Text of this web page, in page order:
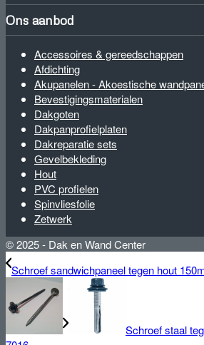
Ons aanbod
Accessoires & gereedschappen
Afdichting
Akupanelen - Akoestische
Bevestigingsmaterialen
Dakgoten
Dakpanprofielplaten
Dakreparatie sets
Gevelbekleding
Hout
PVC profielen
Spinvliesfolie
Zetwerk
© 2025 - Dak en Wand Center
Schroef sandwichpaneel tegen hout
Schroef staal